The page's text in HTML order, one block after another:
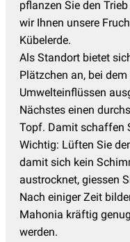
pflanzen Sie den
wir Ihnen unsere
Kübelerde.
Als Standort bietet
Plätzchen an, bei
Umwelteinflüssen
Nächstes einen
Topf. Damit schaffen
Wichtig: Lüften Sie
damit sich kein
austrocknet, giessen
Nach einiger Zeit
Mahonia kräftig
werden.